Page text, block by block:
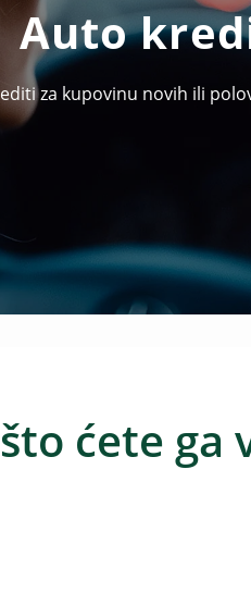
Auto
za kupovinu novih ili
ćete ga